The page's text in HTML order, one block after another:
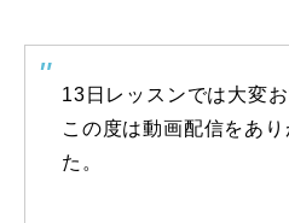
中級113日レッスンでは大変
この度は動画配信をあ
た。